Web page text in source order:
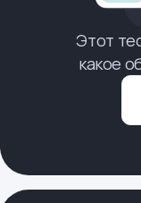
Этот
какое